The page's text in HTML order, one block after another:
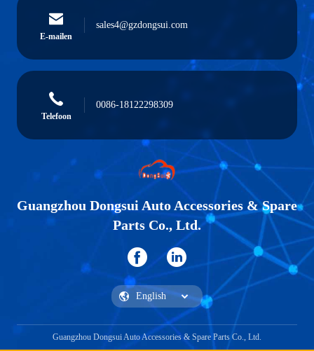
E-mailen
sales4@gzdongsui.com
Telefoon
0086-18122298309
Guangzhou Dongsui Auto Accessories & Spare
Parts Co., Ltd.
Guangzhou Dongsui Auto Accessories & Spare Parts Co., Ltd.